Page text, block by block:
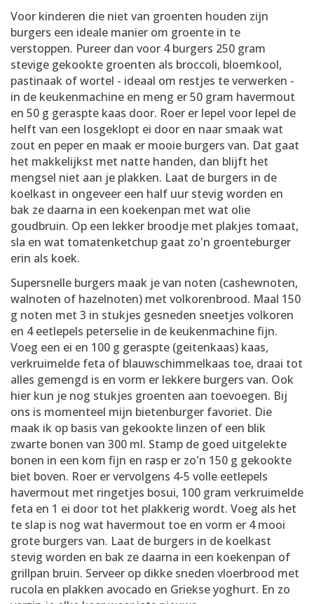
Voor kinderen die niet van groenten houden zijn
burgers een ideale manier om groente in te
verstoppen. Pureer dan voor 4 burgers 250 gram
stevige gekookte groenten als broccoli, bloemkool,
pastinaak of wortel - ideaal om restjes te verwerken -
in de keukenmachine en meng er 50 gram havermout
en 50 g geraspte kaas door. Roer er lepel voor lepel de
helft van een losgeklopt ei door en naar smaak wat
zout en peper en maak er mooie burgers van. Dat gaat
het makkelijkst met natte handen, dan blijft het
mengsel niet aan je plakken. Laat de burgers in de
koelkast in ongeveer een half uur stevig worden en
bak ze daarna in een koekenpan met wat olie
goudbruin. Op een lekker broodje met plakjes tomaat,
sla en wat tomatenketchup gaat zo'n groenteburger
erin als koek.
Supersnelle burgers maak je van noten (cashewnoten,
walnoten of hazelnoten) met volkorenbrood. Maal 150
g noten met 3 in stukjes gesneden sneetjes volkoren
en 4 eetlepels peterselie in de keukenmachine fijn.
Voeg een ei en 100 g geraspte (geitenkaas) kaas,
verkruimelde feta of blauwschimmelkaas toe, draai tot
alles gemengd is en vorm er lekkere burgers van. Ook
hier kun je nog stukjes groenten aan toevoegen. Bij
ons is momenteel mijn bietenburger favoriet. Die
maak ik op basis van gekookte linzen of een blik
zwarte bonen van 300 ml. Stamp de goed uitgelekte
bonen in een kom fijn en rasp er zo'n 150 g gekookte
biet boven. Roer er vervolgens 4-5 volle eetlepels
havermout met ringetjes bosui, 100 gram verkruimelde
feta en 1 ei door tot het plakkerig wordt. Voeg als het
te slap is nog wat havermout toe en vorm er 4 mooi
grote burgers van. Laat de burgers in de koelkast
stevig worden en bak ze daarna in een koekenpan of
grillpan bruin. Serveer op dikke sneden vloerbrood met
rucola en plakken avocado en Griekse yoghurt. En zo